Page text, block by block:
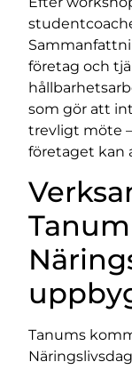
företag och
som gör att
trevligt möte
företaget kan
Tanums